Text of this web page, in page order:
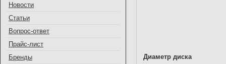
Новости
Статьи
Вопрос-ответ
Прайс-лист
Бренды
Диаметр диска